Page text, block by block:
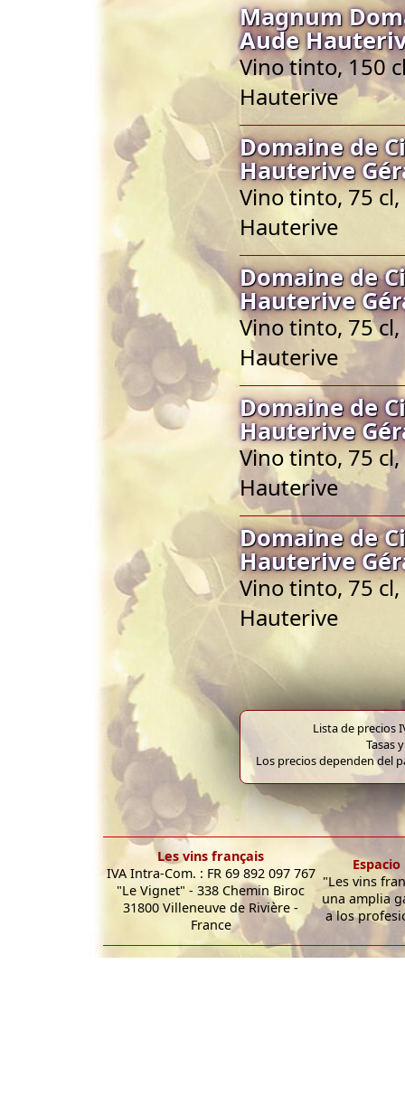
Magnum
Aude
Vino tinto, 150
Hauterive
Domaine de
Hauterive
Vino tinto, 75
Hauterive
Domaine de
Hauterive
Vino tinto, 75
Hauterive
Domaine de
Hauterive
Vino tinto, 75
Hauterive
Domaine de
Hauterive
Vino tinto, 75
Hauterive
Lista de precios
Tasas
Los precios dependen del
Les vins français
IVA Intra-Com. : FR 69 892 097 767
"Le Vignet" - 338 Chemin Biroc
31800 Villeneuve de Rivière -
France
"Les vins
una amplia
a los